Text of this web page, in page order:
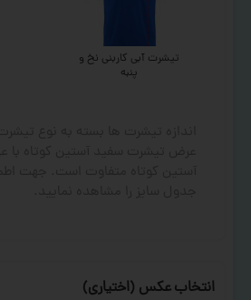
تیشرت آبی کاربنی نخ و
پنبه
انتخاب عکس (اختیاری)